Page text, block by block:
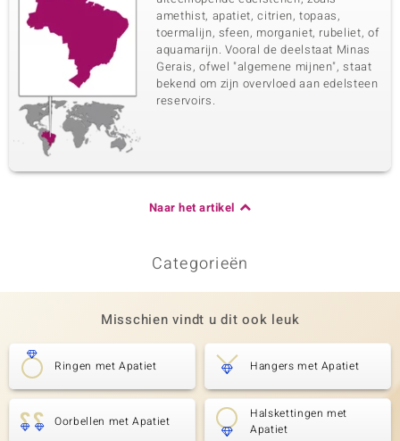
amethist, apatiet, citrien, topaas,
toermalijn, sfeen, morganiet, rubeliet, of
aquamarijn. Vooral de deelstaat Minas
Gerais, ofwel "algemene mijnen", staat
bekend om zijn overvloed aan edelsteen
reservoirs.
Naar het artikel
Categorieën
Misschien vindt u dit ook leuk
Ringen met Apatiet Hangers met Apatiet
Oorbellen met Apatiet
Halskettingen met
Apatiet